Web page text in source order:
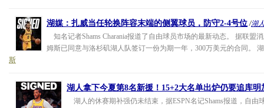
湖媒：扎威当任轮换阵容末端的侧翼球员，防守2-4号位 /湖
知名记者Shams Charania报道了自由球员市场的最新动态。 据联盟
姆斯已同意与洛杉矶湖人队签订一份为期一年，300万美元的合同。 湖
斯
湖人拿下今夏第8名新援！15+2大名单出炉仍要追库明
湖人的休赛期补强仍未结束，据ESPN名记Shams报道，自由